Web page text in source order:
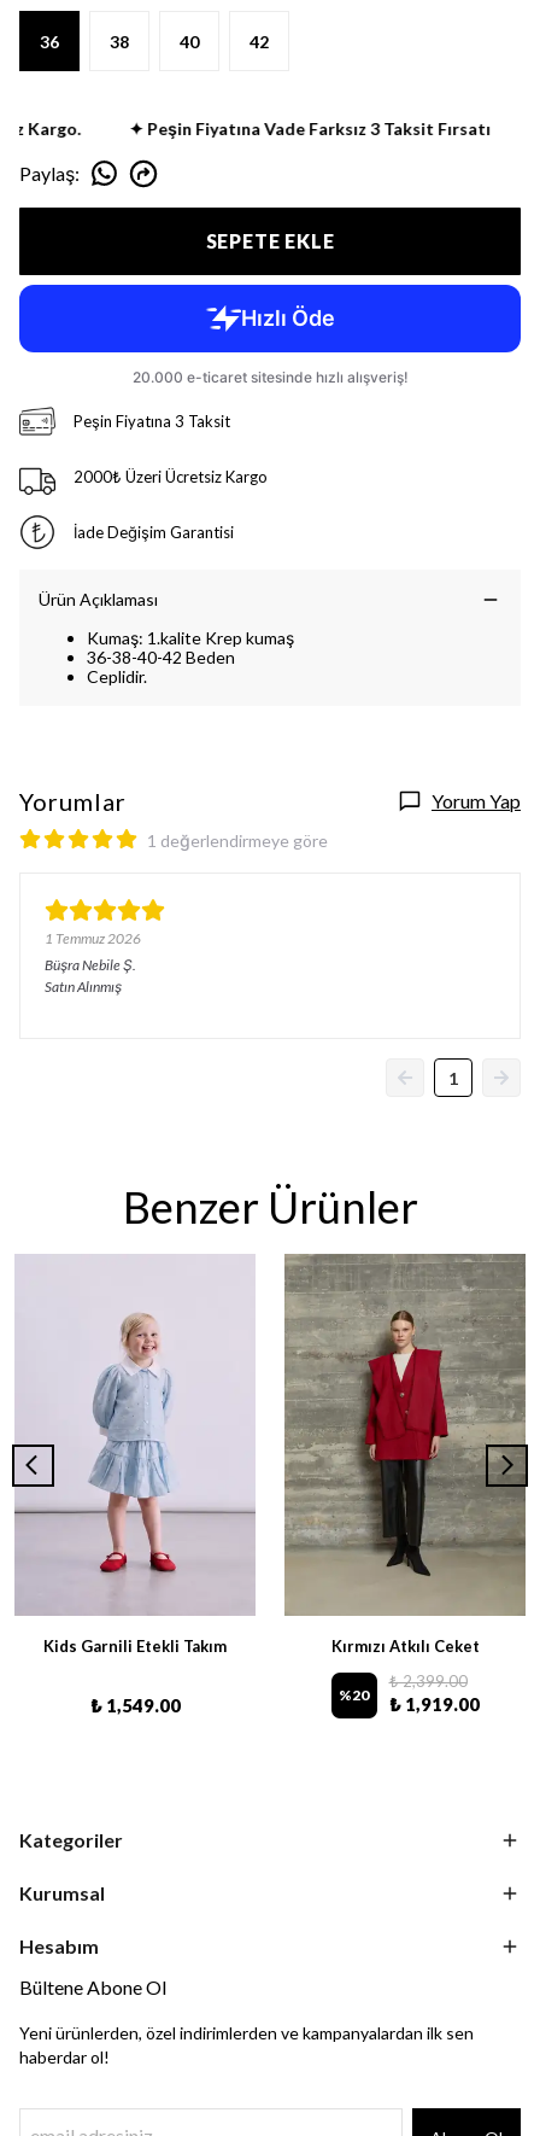
36 38 40 42
Kargo. ✦ Peşin Fiyatına Vade Farksız 3 Taksit Fırsatı
Paylaş:
SEPETE EKLE
Peşin Fiyatına 3 Taksit
2000₺ Üzeri Ücretsiz Kargo
İade Değişim Garantisi
Ürün Açıklaması
Kumaş: 1.kalite Krep kumaş
36-38-40-42 Beden
Ceplidir.
Yorumlar Yorum Yap
1 değerlendirmeye göre
1 Temmuz 2026
Büşra NebileŞ.
Satın Alınmış
1
Benzer Ürünler
Kids Garnili Etekli Takım
₺ 1,549.00
Kırmızı Atkılı Ceket
%20
₺ 2,399.00
₺ 1,919.00
Kategoriler
Kurumsal
Hesabım
Bültene Abone Ol
Yeni ürünlerden, özel indirimlerden ve kampanyalardan ilk sen
haberdar ol!